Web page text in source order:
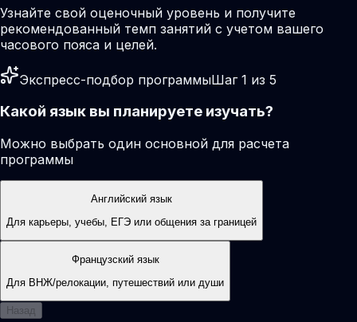
Узнайте свой оценочный уровень и получите
рекомендованный темп занятий с учетом вашего
часового пояса и целей.
Экспресс-подбор программыШаг 1 из 5
Какой язык вы планируете изучать?
Можно выбрать один основной для расчета
программы
Английский язык
Для карьеры, учебы, ЕГЭ или общения за границей
Французский язык
Для ВНЖ/релокации, путешествий или души
Назад